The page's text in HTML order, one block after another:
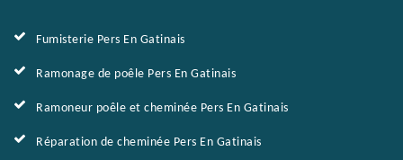
Fumisterie Pers En Gatinais
Ramonage de poêle Pers En Gatinais
Ramoneur poêle et cheminée Pers En Gatinais
Réparation de cheminée Pers En Gatinais